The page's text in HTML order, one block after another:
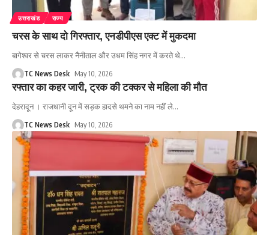
उत्तराखंड राज्य
चरस के साथ दो गिरफ्तार, एनडीपीएस एक्ट में मुकदमा
बागेश्वर से चरस लाकर नैनीताल और उधम सिंह नगर में करते थे…
TC News Desk May 10, 2026
रफ्तार का कहर जारी, ट्रक की टक्कर से महिला की मौत
देहरादून । राजधानी दून में सड़क हादसे थमने का नाम नहीं ले…
TC News Desk May 10, 2026